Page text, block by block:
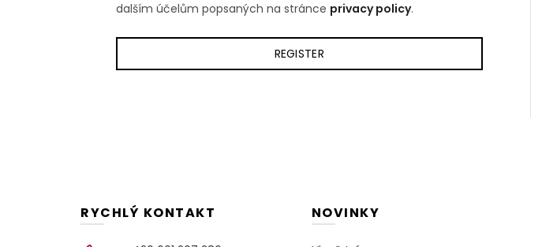
dalším účelům popsaných na stránce privacy policy.
REGISTER
RYCHLÝ KONTAKT NOVINKY